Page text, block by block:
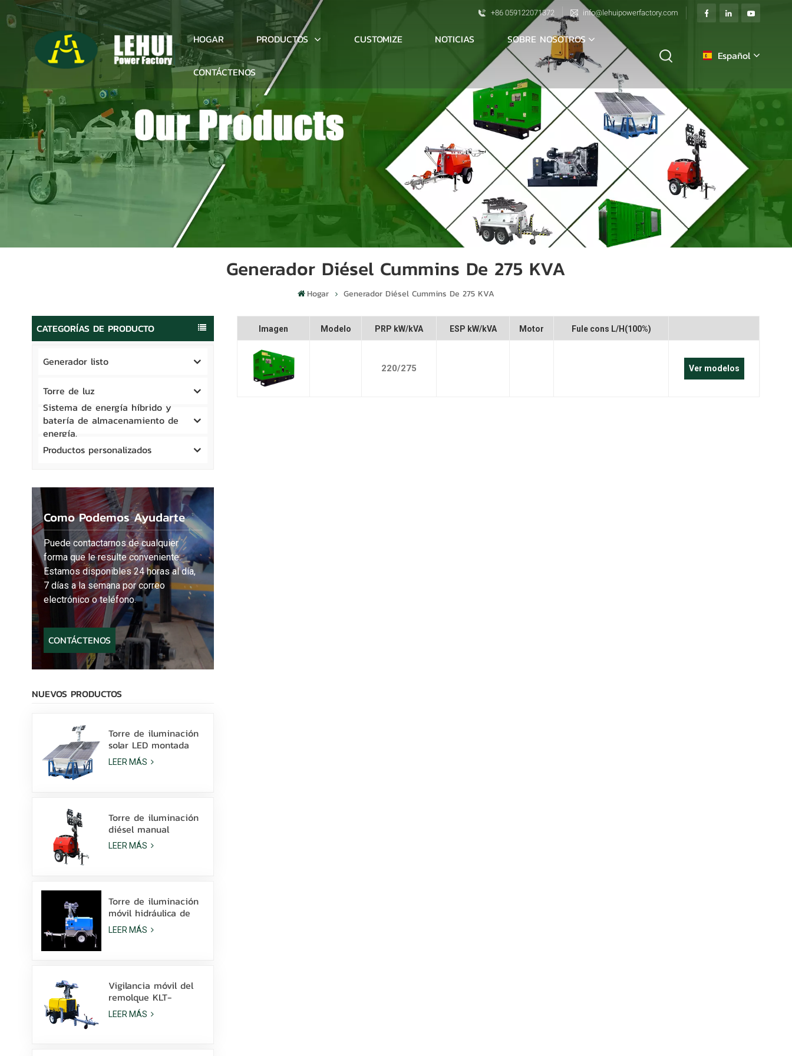
+86 059122071372 info@lehuipowerfactory.com
HOGAR PRODUCTOS CUSTOMIZE NOTICIAS SOBRE NOSOTROS
CONTÁCTENOS
Español
français
Deutsch
italiano
русский
español
Melayu
Generador Diésel Cummins De 275 KVA
Hogar Generador Diésel Cummins De 275 KVA
CATEGORÍAS DE PRODUCTO
Generador listo
Torre de luz
Sistema de energía híbrido y
batería de almacenamiento de
energía.
Productos personalizados
Como Podemos Ayudarte
Puede contactarnos de cualquier
forma que le resulte conveniente.
Estamos disponibles 24 horas al día,
7 días a la semana por correo
electrónico o teléfono.
CONTÁCTENOS
NUEVOS PRODUCTOS
Torre de iluminación
solar LED montada
sobre patines con
lámparas LED de 400
LEER MÁS
Torre de iluminación
diésel manual
compacta y
económica con 4
LEER MÁS
Torre de iluminación
móvil hidráulica de
elevación manual de
9 m de altura con
LEER MÁS
Vigilancia móvil del
remolque KLT-
10000V de la torre
de luz del mástil de
LEER MÁS
Imagen Modelo PRP kW/kVA ESP kW/kVA Motor Fule cons L/H(100%)
220/275 Ver modelos